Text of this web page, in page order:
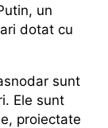
un
dotat cu
sunt
Ele sunt
proiectate